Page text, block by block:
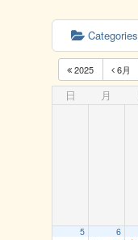
Categories
2025 6月
日 月
5 6